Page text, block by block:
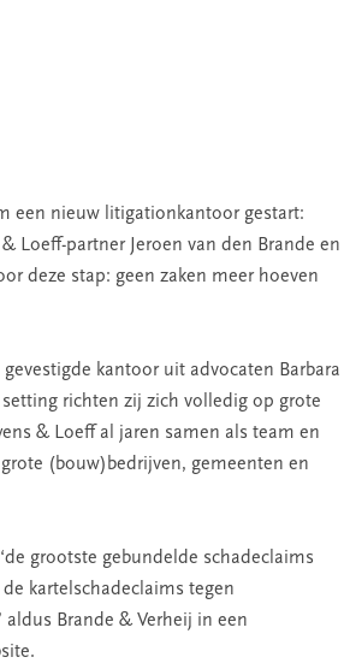
een nieuw litigationkantoor gestart:
Loeff-partner Jeroen van den Brande en
deze stap: geen zaken meer hoeven
kantoor uit advocaten Barbara
richten zij zich volledig op grote
& Loeff al jaren samen als team en
(bouw)bedrijven, gemeenten en
grootste gebundelde schadeclaims
kartelschadeclaims tegen
aldus Brande & Verheij in een